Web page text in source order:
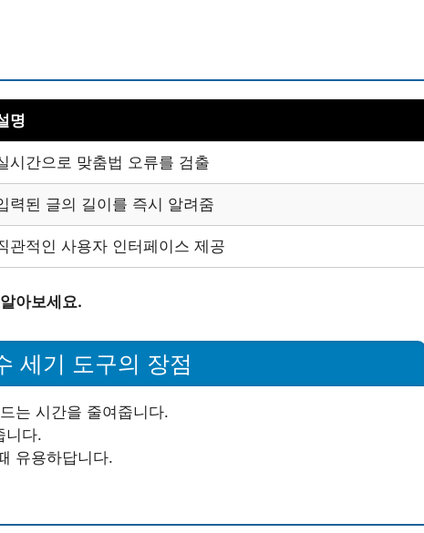
명
시간으로 맞춤법 오류를 검출
력된 글의 길이를 즉시 알려줌
관적인 사용자 인터페이스 제공
아보세요.
세기 도구의 장점
는 시간을 줄여줍니다.
니다.
유용하답니다.